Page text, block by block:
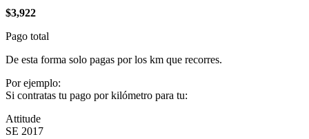
$3,922
Pago total
De esta forma solo pagas por los km que recorres.
Por ejemplo:
Si contratas tu pago por kilómetro para tu:
Attitude
SE 2017